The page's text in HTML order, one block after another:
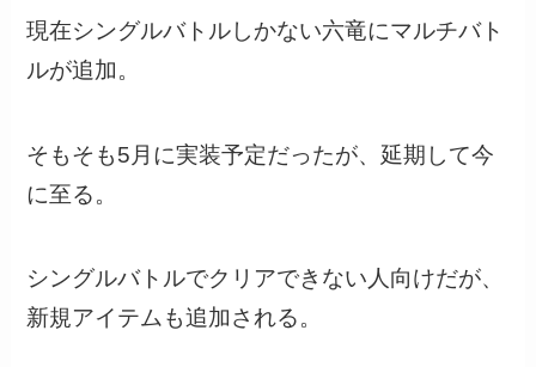
現在シングルバトルしかない六竜にマルチバト
ルが追加。
そもそも5月に実装予定だったが、延期して今
に至る。
シングルバトルでクリアできない人向けだが、
新規アイテムも追加される。